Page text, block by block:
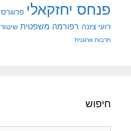
פנחס יחזקאלי פרוגרס
רועי צזנה רפורמה משפטית שיטור
תרבות ארגונית
חיפוש